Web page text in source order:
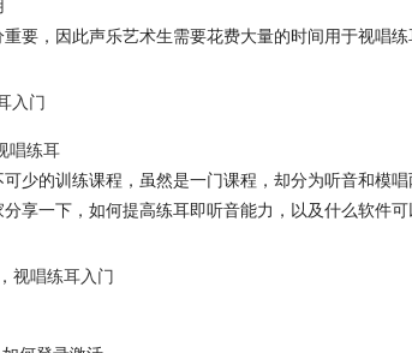
要，因此声乐艺术生需要花费大量的时间用于视唱
入门
唱练耳
少的训练课程，虽然是一门课程，却分为听音和模
享一下，如何提高练耳即听音能力，以及什么软件可
， 视唱练耳入门